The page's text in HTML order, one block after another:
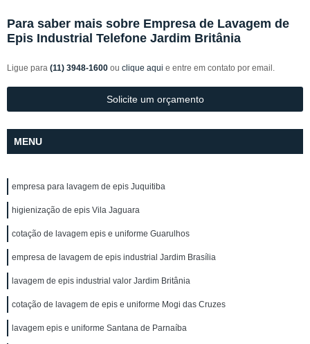
Para saber mais sobre Empresa de Lavagem de
Epis Industrial Telefone Jardim Britânia
Ligue para (11) 3948-1600 ou clique aqui e entre em contato por email.
Solicite um orçamento
MENU
empresa para lavagem de epis Juquitiba
higienização de epis Vila Jaguara
cotação de lavagem epis e uniforme Guarulhos
empresa de lavagem de epis industrial Jardim Brasília
lavagem de epis industrial valor Jardim Britânia
cotação de lavagem de epis e uniforme Mogi das Cruzes
lavagem epis e uniforme Santana de Parnaíba